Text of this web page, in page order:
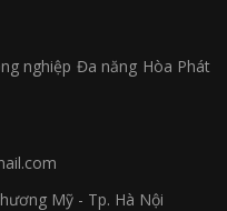
nghiệp Đa năng Hòa Phát
Mỹ - Tp. Hà Nội